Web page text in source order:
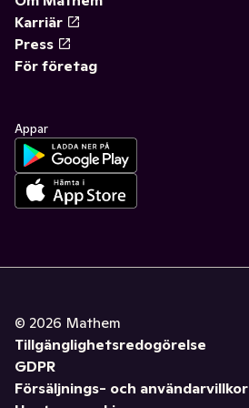
Karriär
Press
För företag
Appar
© 2026 Mathem
Tillgänglighetsredogörelse
GDPR
Försäljnings- och användarvillkor